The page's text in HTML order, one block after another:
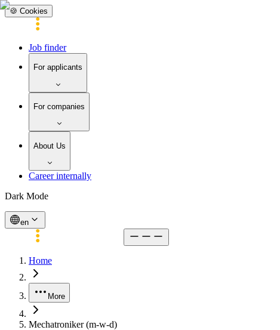
🍪 Cookies
Job finder
For applicants
For companies
About Us
Career internally
Dark Mode
en
Home
More
Mechatroniker (m-w-d)